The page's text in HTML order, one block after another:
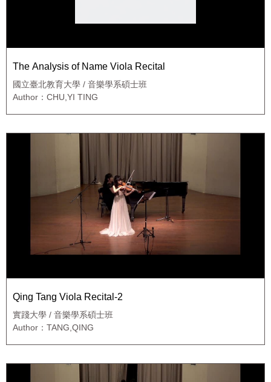
The Analysis of Name Viola Recital
國立臺北教育大學 / 音樂學系碩士班
Author：CHU,YI TING
Qing Tang Viola Recital-2
實踐大學 / 音樂學系碩士班
Author：TANG,QING